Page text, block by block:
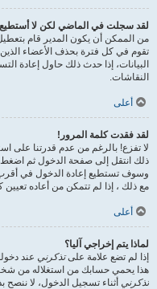
لقد سجلت في الماضي لكن لا أستطيع
من الممكن أن يكون المدير قام
تقوم في كل فترة بحذف الأعضاء
البيانات، إذا حدث ذلك حاول إعادة
النقاشات.
أعلى
لقد فقدت كلمة المرور!
لا تفزع! بالرغم من عدم قدرتنا على
ذلك انتقل إلى صفحة الدخول ثم
وسوف تستطيع إعادة الدخول في
مع ذلك ، إذا لم تتمكن من أعاده
أعلى
لماذا يتم إخراجي آليا؟
إذا لم تضع علامة علىتذكرني عند
هذا يحمي حسابك من استغلاله من
تذكرني أثناء تسجيل الدخول، لا ننصح